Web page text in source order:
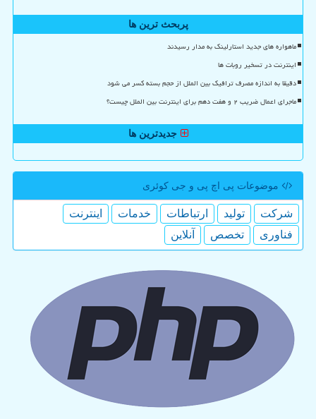
پربحث ترین ها
ماهواره های جدید استارلینک به مدار رسیدند
اینترنت در تسخیر روبات ها
دقیقا به اندازه مصرف ترافیک بین الملل از حجم بسته کسر می شود
ماجرای اعمال ضریب ۲ و هفت دهم برای اینترنت بین الملل چیست؟
جدیدترین ها
موضوعات پی اچ پی و جی كوئری
شركت تولید ارتباطات خدمات
اینترنت
فناوری
تخصص آنلاین